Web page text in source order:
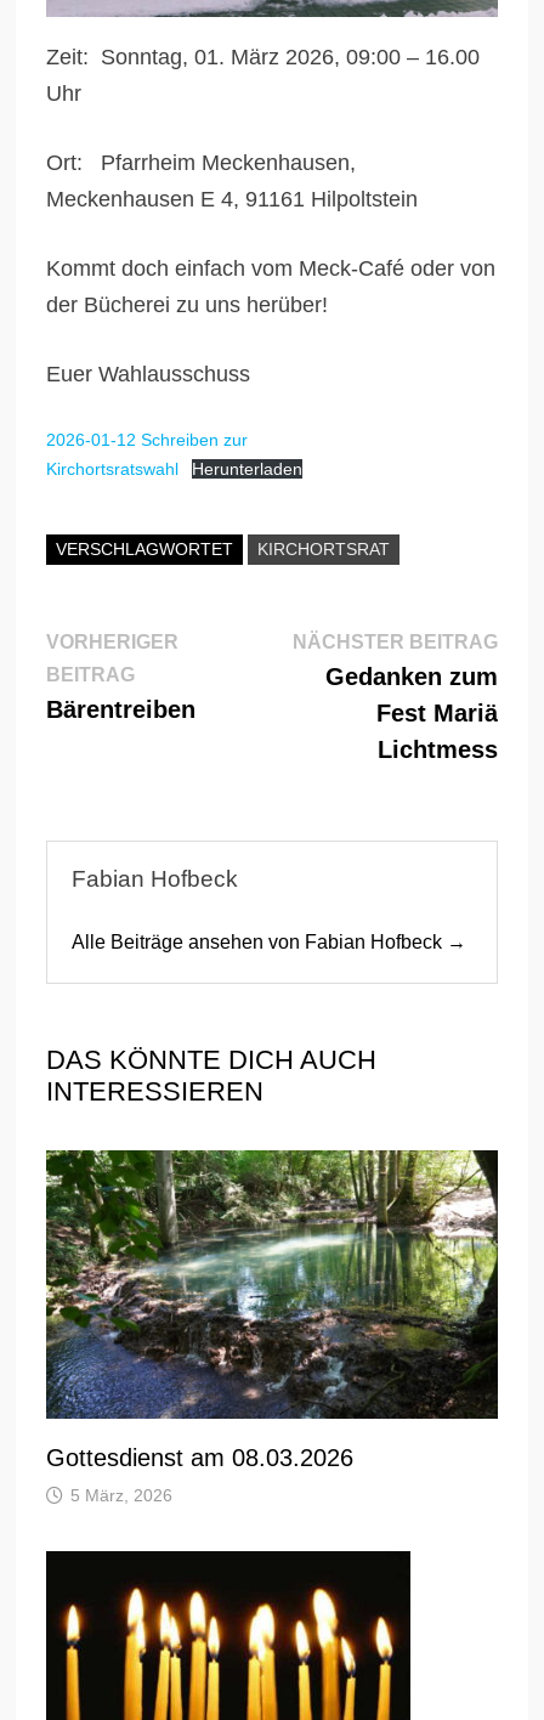
Zeit: Sonntag, 01. März 2026, 09:00 – 16.00
Uhr
Ort: Pfarrheim Meckenhausen,
Meckenhausen E 4, 91161 Hilpoltstein
Kommt doch einfach vom Meck-Café oder von
der Bücherei zu uns herüber!
Euer Wahlausschuss
2026-01-12 Schreiben zur
Kirchortsratswahl
Herunterladen
VERSCHLAGWORTET KIRCHORTSRAT
Beitragsnavigation
VORHERIGER
BEITRAGVorheriger
Beitrag:
Bärentreiben
NÄCHSTER BEITRAG
Gedanken zum
Fest Mariä
Lichtmess
Fabian Hofbeck
Alle Beiträge ansehen von Fabian Hofbeck →
DAS KÖNNTE DICH AUCH
INTERESSIEREN
Gottesdienst am 08.03.2026
5 März, 2026